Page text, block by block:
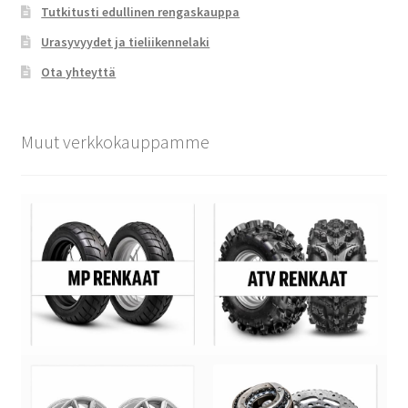
Tutkitusti edullinen rengaskauppa
Urasyvyydet ja tieliikennelaki
Ota yhteyttä
Muut verkkokauppamme